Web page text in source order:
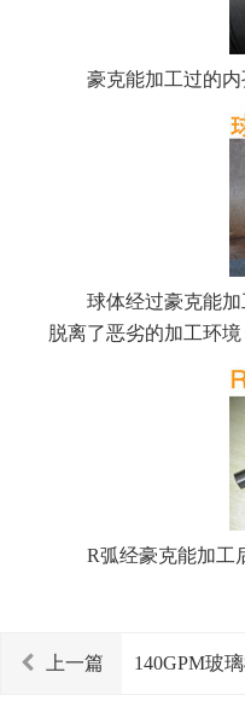
豪克能加工过的内
球体经过豪克能加工
脱离了恶劣的加工环
R弧经豪克能加工后
上一篇 140GPM玻